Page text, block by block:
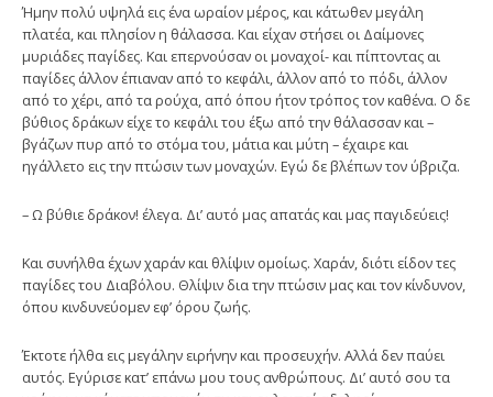
Ήμην πολύ υψηλά εις ένα ωραίον μέρος, και κάτωθεν μεγάλη
πλατέα, και πλησίον η θάλασσα. Και είχαν στήσει οι Δαίμονες
μυριάδες παγίδες. Και επερνούσαν οι μοναχοί- και πίπτοντας αι
παγίδες άλλον έπιαναν από το κεφάλι, άλλον από το πόδι, άλλον
από το χέρι, από τα ρούχα, από όπου ήτον τρόπος τον καθένα. Ο δε
βύθιος δράκων είχε το κεφάλι του έξω από την θάλασσαν και –
βγάζων πυρ από το στόμα του, μάτια και μύτη – έχαιρε και
ηγάλλετο εις την πτώσιν των μοναχών. Εγώ δε βλέπων τον ύβριζα.
– Ω βύθιε δράκον! έλεγα. Δι’ αυτό μας απατάς και μας παγιδεύεις!
Και συνήλθα έχων χαράν και θλίψιν ομοίως. Χαράν, διότι είδον τες
παγίδες του Διαβόλου. Θλίψιν δια την πτώσιν μας και τον κίνδυνον,
όπου κινδυνεύομεν εφ’ όρου ζωής.
Έκτοτε ήλθα εις μεγάλην ειρήνην και προσευχήν. Αλλά δεν παύει
αυτός. Εγύρισε κατ’ επάνω μου τους ανθρώπους. Δι’ αυτό σου τα